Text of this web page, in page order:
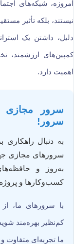
امروزه، شبکه‌های
نیستند، بلکه تأثیر
دلیل، داشتن یک
کمپین‌های ارزشمند،
اهمیت دارد.
سرور
سرور!
به دنبال
سرورهای مجازی
کسب‌وکارها و
با سرورهای ما،
کم‌نظیر بهره‌مند
ما تجربه‌ای متفاوت